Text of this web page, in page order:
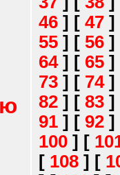
46 ] [ 47 ]
55 ] [ 56 ]
64] [ 65 ]
73 ] [ 74]
82 ] [ 83 ]
91 ] [ 92 ]
100 ] [
[ 108 ] [